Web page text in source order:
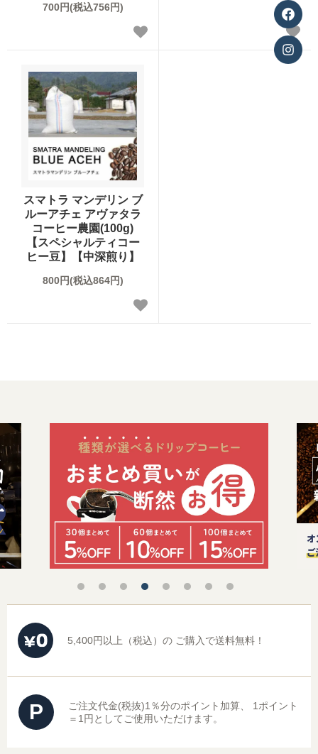
700円(税込756円)
スマトラ マンデリン ブ
ルーアチェ アヴァタラ
コーヒー農園(100g)
【スペシャルティコー
ヒー豆】【中深煎り】
800円(税込864円)
5,400円以上（税込）の ご購入で送料無料！
P ご注文代金(税抜)1％分のポイント加算、
1ポイント
＝1円としてご使用いただけます。